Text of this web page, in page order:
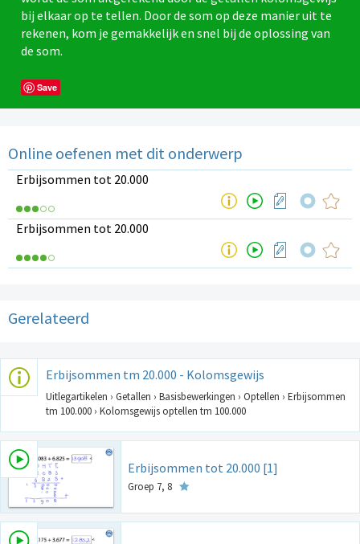
bij elkaar op te tellen. Door de som op deze manier uit te
rekenen, kom je gemakkelijk en snel bij de oplossing van
de som.
Save
Online oefenen met dit onderwerp
Erbijsommen tot 20.000
Erbijsommen tot 20.000
Gerelateerd
Erbijsommen tm 20.000 - Kolomsgewijs
Uitlegartikelen › Getallen › Basisbewerkingen › Optellen › Erbijsommen
tm 100.000 › Kolomsgewijs optellen tm 100.000
Erbijsommen tot 20.000 [1]
Groep 7, 8